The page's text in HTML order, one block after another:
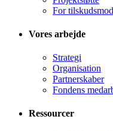
For
Vores arbejde
Strategi
Organisation
Partnerskaber
Fondens
Ressourcer